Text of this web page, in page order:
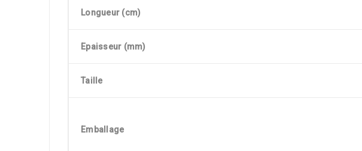
Longueur (cm)
Epaisseur (mm)
Taille
Emballage